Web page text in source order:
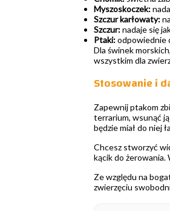
Myszoskoczek:
Szczur karłowaty:
Szczur:nadaje się
Ptaki:odpowiednie
Dla świnek
wszystkim dla
Stosowanie i
Zapewnij ptakom
terrarium, wsunąć
będzie miał do niej
Chcesz stworzyć
kącik do żerowania.
Ze względu na
zwierzęciu